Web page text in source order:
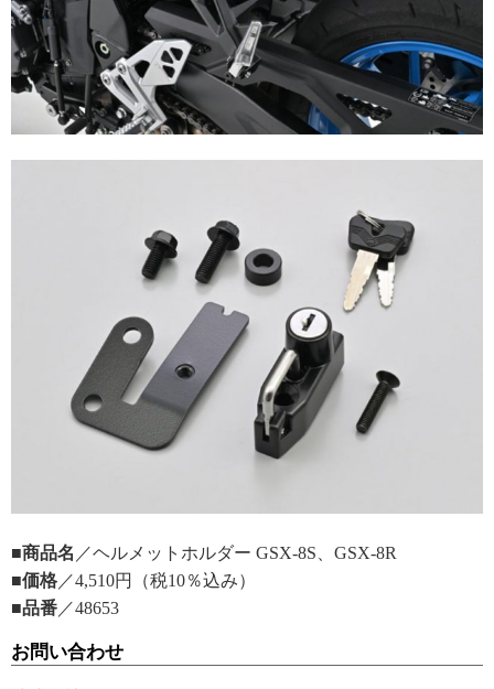
■商品名 ／ヘルメットホルダー GSX-8S、GSX-8R
■価格 ／4,510円（税10％込み）
■品番 ／48653
お問い合わせ